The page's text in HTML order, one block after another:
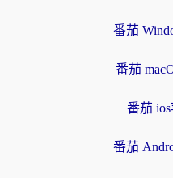
番茄
番茄
番茄
番茄